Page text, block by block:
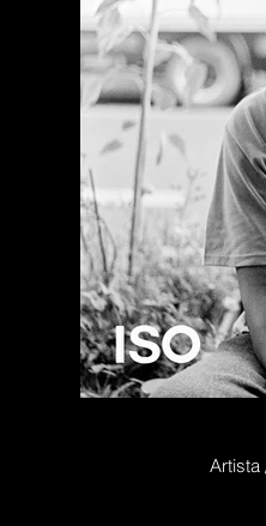
Artista